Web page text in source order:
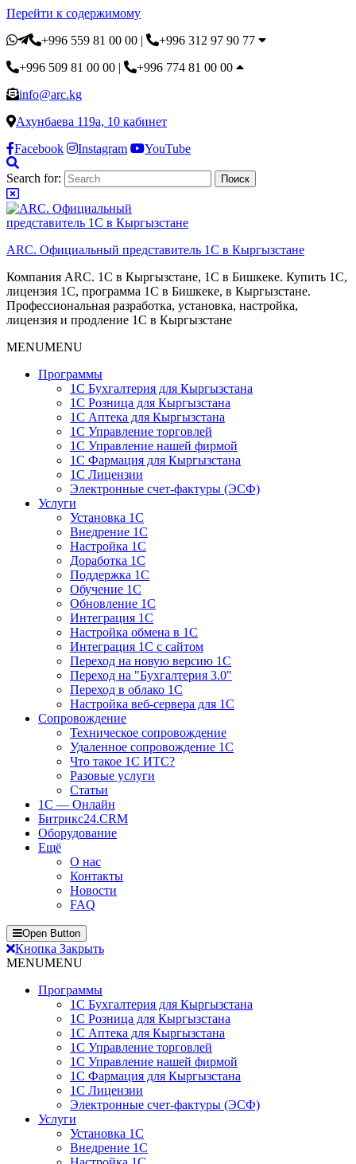
Перейти к содержимому
+996 559 81 00 00 |
+996 312 97 90 77
+996 509 81 00 00 |
+996 774 81 00 00
info@arc.kg
Ахунбаева 119а, 10 кабинет
Facebook
Instagram YouTube
Search for:
ARC. Официальный представитель 1С в Кыргызстане
Компания ARC. 1С в Кыргызстане, 1С в Бишкеке. Купить 1С,
лицензия 1С, программа 1С в Бишкеке, в Кыргызстане.
Профессиональная разработка, установка, настройка,
лицензия и продление 1С в Кыргызстане
MENUMENU
Программы
1С Бухгалтерия для Кыргызстана
1С Розница для Кыргызстана
1С Аптека для Кыргызстана
1С Управление торговлей
1С Управление нашей фирмой
1С Фармация для Кыргызстана
1С Лицензии
Электронные счет-фактуры (ЭСФ)
Услуги
Установка 1С
Внедрение 1С
Настройка 1С
Доработка 1С
Поддержка 1С
Обучение 1С
Обновление 1С
Интеграция 1С
Настройка обмена в 1С
Интеграция 1С с сайтом
Переход на новую версию 1С
Переход на "Бухгалтерия 3.0"
Переход в облако 1С
Настройка веб-сервера для 1С
Сопровождение
Техническое сопровождение
Удаленное сопровождение 1С
Что такое 1С ИТС?
Разовые услуги
Статьи
1С — Онлайн
Битрикс24.CRM
Оборудование
Ещё
О нас
Контакты
Новости
FAQ
Open Button
Кнопка Закрыть
MENUMENU
Программы
1С Бухгалтерия для Кыргызстана
1С Розница для Кыргызстана
1С Аптека для Кыргызстана
1С Управление торговлей
1С Управление нашей фирмой
1С Фармация для Кыргызстана
1С Лицензии
Электронные счет-фактуры (ЭСФ)
Услуги
Установка 1С
Внедрение 1С